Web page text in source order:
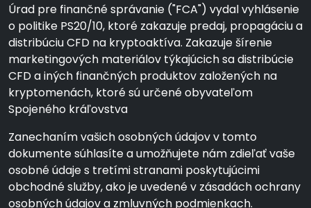
Úrad pre finančné správanie ("FCA") vydal vyhlásenie
o politike PS20/10, ktoré zakazuje predaj, propagáciu a
distribúciu CFD na kryptoaktíva. Zakazuje šírenie
marketingových materiálov týkajúcich sa distribúcie
CFD a iných finančných produktov založených na
kryptomenách, ktoré sú určené obyvateľom
Spojeného kráľovstva
Zanechaním vašich osobných údajov v tomto
dokumente súhlasíte a umožňujete nám zdieľať vaše
osobné údaje s tretími stranami poskytujúcimi
obchodné služby, ako je uvedené v zásadách ochrany
osobných údajov a zmluvných podmienkach.